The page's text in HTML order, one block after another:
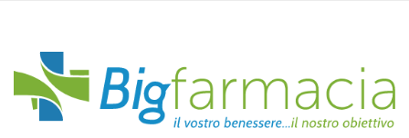
principaleBigfarmacia